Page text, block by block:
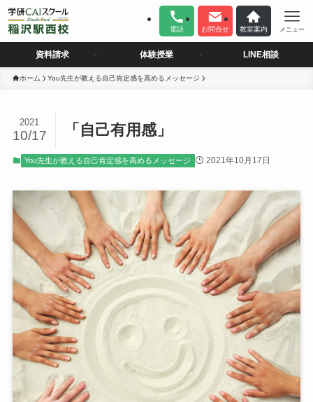
電話 お問合せ 教室案内 メニュー
資料請求 体験授業 LINE相談
ホーム You先生が教える自己肯定感を高めるメッセージ
「自己有用感」
2021
10/17
You先生が教える自己肯定感を高めるメッセージ 2021年10月17日